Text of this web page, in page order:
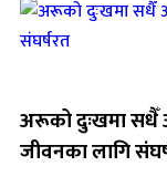
अरूको दुःखमा सधैँ
जीवनका लागि